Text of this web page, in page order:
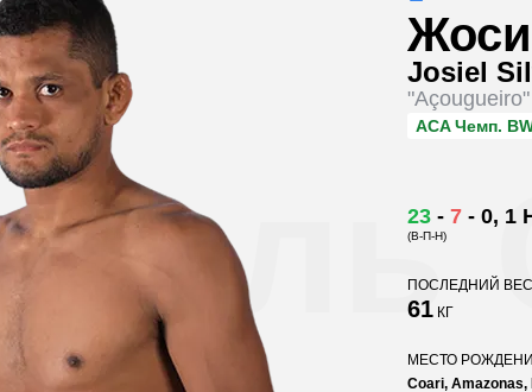
Josiel
"Açougueiro"
ACAЧемп.
23 - 7 - 0, 1
(В-П-Н)
ПОСЛЕДНИЙ ВЕС
61 КГ
МЕСТО
Coari, Amazonas,